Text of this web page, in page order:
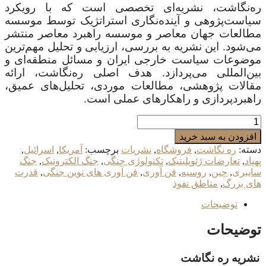
ره‌نگاشت، نشریه‌ای تخصصی است که با رویکرد
سیاست‌پژوهی و آینده‌نگاری استراتژیک توسط موسسه
مطالعات جهان معاصر و موسسه راهبرد معاصر منتشر
می‌شود. این نشریه به بررسی، ارزیابی و تحلیل مهم‌ترین
موضوعات سیاست خارجی ایران و مسائل منطقه‌ای و
بین‌المللی می‌پردازد. هدف اصلی ره‌نگاشت، ارائه
مقالات پژوهشی، مطالعات موردی، تحلیل‌های عمیق،
راهبردپردازی و راهکارهای عملی است.
فناوری‌های
نوین
و
پویایی‌های
جنگ
نامتقارن
در
یکم؛
جنگ
افزودن به سبد خرید
دسته: ره نگاشت, فروشگاه, نشریات برچسب: آمریکا, اسرائیل,
پهپاد, تعارضات ژئوپلیتیک, تکنولوژی جنگی, جنگ الکترونیک, جنگ
سایبری, چین, روسیه, فن آوری, فن آوری های نوین جنگی, قدرت
های بزرگ, مناطق نفوذ
توضیحات
توضیحات
نشریه ره نگاشت